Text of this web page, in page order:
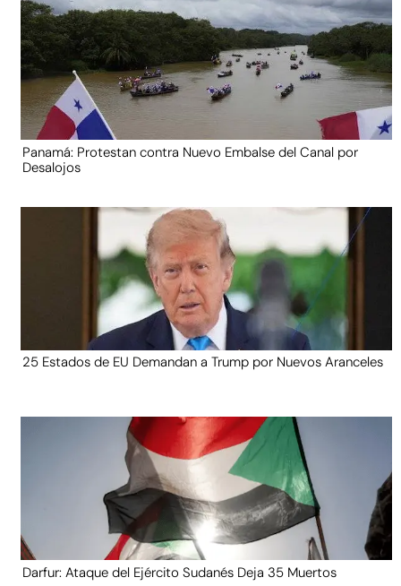
Panamá: Protestan contra Nuevo Embalse del Canal por
Desalojos
25 Estados de EU Demandan a Trump por Nuevos Aranceles
Darfur: Ataque del Ejército Sudanés Deja 35 Muertos